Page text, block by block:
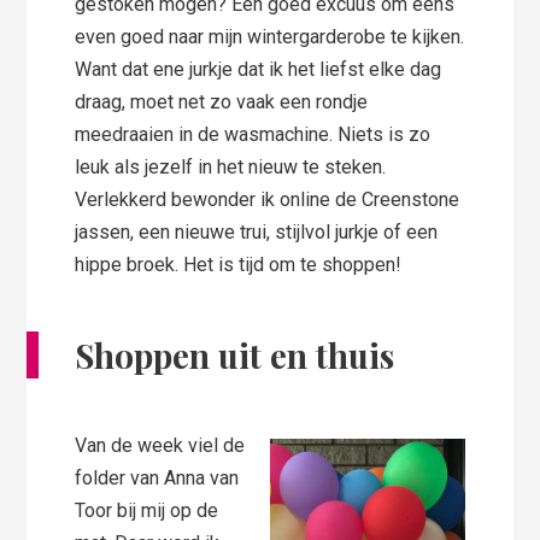
even goed naar mijn wintergarderobe te kijken.
Want dat ene jurkje dat ik het liefst elke dag
draag, moet net zo vaak een rondje
meedraaien in de wasmachine. Niets is zo
leuk als jezelf in het nieuw te steken.
Verlekkerd bewonder ik online de Creenstone
jassen, een nieuwe trui, stijlvol jurkje of een
hippe broek. Het is tijd om te shoppen!
Shoppen uit en thuis
Van de week viel de
folder van Anna van
Toor bij mij op de